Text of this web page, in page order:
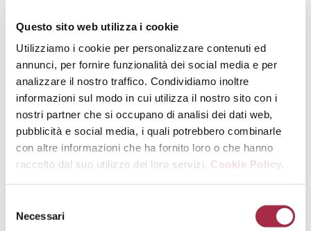
Questo sito web utilizza i cookie
Utilizziamo i cookie per personalizzare contenuti ed
annunci, per fornire funzionalità dei social media e per
analizzare il nostro traffico. Condividiamo inoltre
informazioni sul modo in cui utilizza il nostro sito con i
nostri partner che si occupano di analisi dei dati web,
pubblicità e social media, i quali potrebbero combinarle
con altre informazioni che ha fornito loro o che hanno
raccolto dal suo utilizzo dei loro servizi. Cookie Policy.
Necessari
deuxième gousse d’ail écrasée et 30g
de Parmigiano Reggiano DOP.
Ajouter aussitôt l’eau de cuisson et
mélanger quelques minutes. Ajoutez
ensuite les spaghetti et ajouter les
30g de Parmigiano Reggiano DOP
restant. Saler, poivrer et mélanger.
5 – Dans un plat, dresser les pâtes,
ajouter les gambas, la baratta
coupée en deux, de la chapelure et
quelques feuilles de basilic. Finir par
un filet de Vinaigre Balsamique de